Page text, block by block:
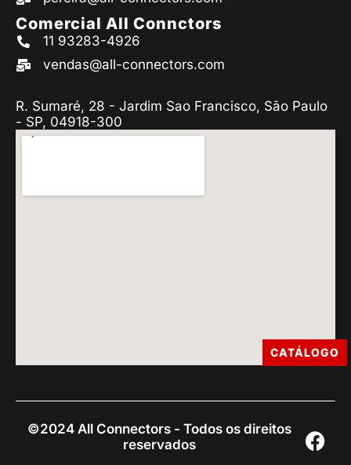
Comercial All Connctors
11 93283-4926
vendas@all-connectors.com
R. Sumaré, 28 - Jardim Sao Francisco, São Paulo
- SP, 04918-300
©2024 All Connectors - Todos os direitos
reservados
CATÁLOGO